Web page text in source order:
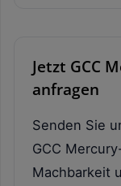
Jetzt GCC
anfragen
Senden Sie
GCC
Machbarkeit